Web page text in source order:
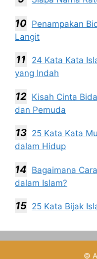
Penampakan
Langit
24 Kata Kata
yang Indah
Kisah Cinta
dan Pemuda
25 Kata Kata
dalam Hidup
Bagaimana
dalam Islam?
25 Kata Bijak
©